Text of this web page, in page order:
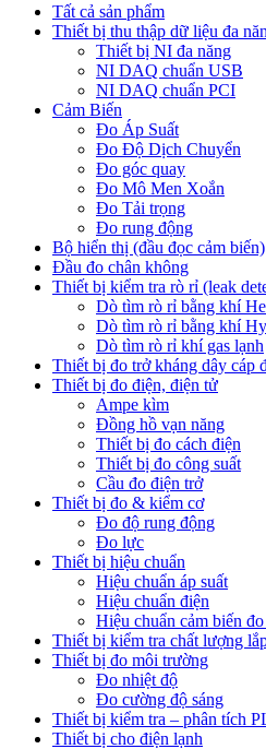
Tất cả sản phẩm
Thiết bị thu thập dữ liệu đa
Thiết bị NI đa năng
NI DAQ chuẩn USB
NI DAQ chuẩn PCI
Cảm Biến
Đo Áp Suất
Đo Độ Dịch Chuyển
Đo góc quay
Đo Mô Men Xoắn
Đo Tải trọng
Đo rung động
Bộ hiển thị (đầu đọc cảm biến)
Đầu đo chân không
Thiết bị kiểm tra rò rỉ (leak
Dò tìm rò rỉ bằng khí
Dò tìm rò rỉ bằng khí
Dò tìm rò rỉ khí gas lạnh
Thiết bị đo trở kháng dây cáp
Thiết bị đo điện, điện tử
Ampe kìm
Đồng hồ vạn năng
Thiết bị đo cách điện
Thiết bị đo công suất
Cầu đo điện trở
Thiết bị đo & kiểm cơ
Đo độ rung động
Đo lực
Thiết bị hiệu chuẩn
Hiệu chuẩn áp suất
Hiệu chuẩn điện
Hiệu chuẩn cảm biến
Thiết bị kiểm tra chất lượng
Thiết bị đo môi trường
Đo nhiệt độ
Đo cường độ sáng
Thiết bị kiểm tra – phân tích
Thiết bị cho điện lạnh